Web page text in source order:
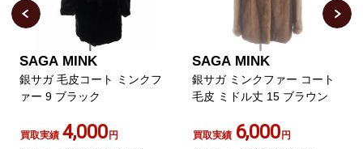
SAGA MINK
銀サガ 毛皮コート ミンクフ
ァー 9 ブラック
買取実績 4,000円
SAGA MINK
銀サガ ミンクファー コート
毛皮 ミドル丈 15 ブラウン
買取実績 6,000円